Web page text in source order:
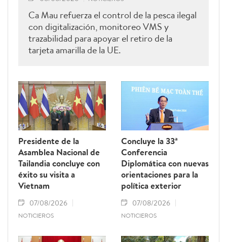
Ca Mau refuerza el control de la pesca ilegal
con digitalización, monitoreo VMS y
trazabilidad para apoyar el retiro de la
tarjeta amarilla de la UE.
Presidente de la
Asamblea Nacional de
Tailandia concluye con
éxito su visita a
Vietnam
07/08/2026
NOTICIEROS
Concluye la 33ª
Conferencia
Diplomática con nuevas
orientaciones para la
política exterior
07/08/2026
NOTICIEROS